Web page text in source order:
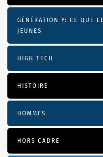
GÉNÉRATION Y: CE QUE
JEUNES
HIGH TECH
HISTOIRE
HOMMES
HORS CADRE